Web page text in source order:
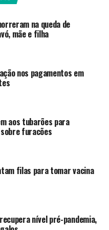
– Bahia
partir das
03 –
– a partir
na queda de
mãe e filha
nos pagamentos em
aos tubarões para
furacões
filas para tomar vacina
nível pré-pandemia,